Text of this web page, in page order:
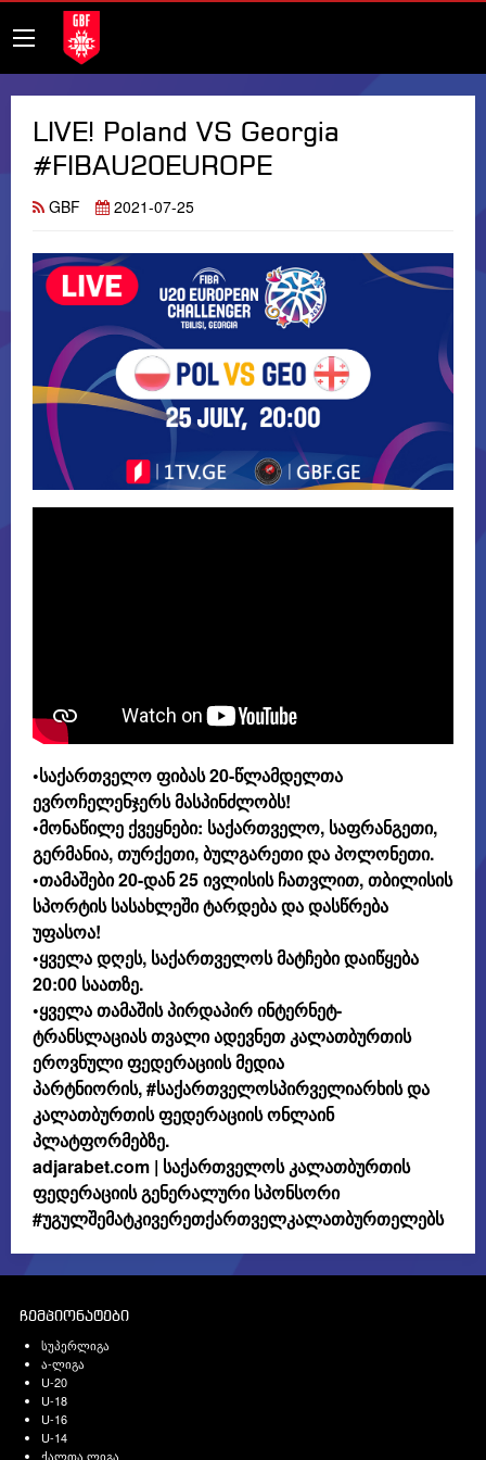
LIVE! Poland VS Georgia
#FIBAU20EUROPE
GBF 2021-07-25
•საქართველო ფიბას 20-წლამდელთა
ევროჩელენჯერს მასპინძლობს!
•მონაწილე ქვეყნები: საქართველო, საფრანგეთი,
გერმანია, თურქეთი, ბულგარეთი და პოლონეთი.
•თამაშები 20-დან 25 ივლისის ჩათვლით, თბილისის
სპორტის სასახლეში ტარდება და დასწრება
უფასოა!
•ყველა დღეს, საქართველოს მატჩები დაიწყება
20:00 საათზე.
•ყველა თამაშის პირდაპირ ინტერნეტ-
ტრანსლაციას თვალი ადევნეთ კალათბურთის
ეროვნული ფედერაციის მედია
პარტნიორის,#საქართველოსპირველიარხისდა
კალათბურთის ფედერაციის ონლაინ
პლატფორმებზე.
adjarabet.com | საქართველოს კალათბურთის
ფედერაციის გენერალური სპონსორი
#უგულშემატკივერეთქართველკალათბურთელებს
ჩემპიონატები
სუპერლიგა
ა-ლიგა
U-20
U-18
U-16
U-14
ქალთა ლიგა